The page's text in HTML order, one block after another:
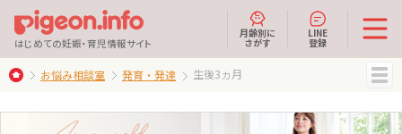
はじめての妊娠・育児情報サイト
月齢別に
さがす
LINE
登録
お悩み相談室 発育・発達 生後3ヵ月